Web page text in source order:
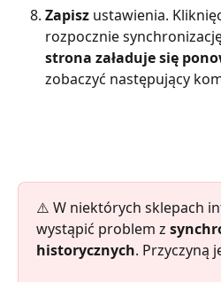
Zapisz ustawienia.
rozpocznie
strona załaduje się
zobaczyć następujący
⚠️ W niektórych sklepach
wystąpić problem z
historycznych. Przyczyną